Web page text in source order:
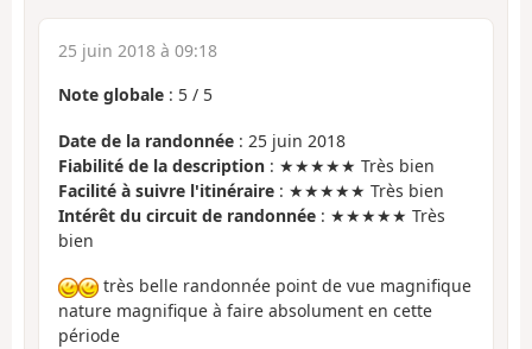
25 juin 2018 à 09:18
Note globale : 5 / 5
Date de la randonnée : 25 juin 2018
Fiabilité de la description : ★★★★★ Très bien
Facilité à suivre l'itinéraire : ★★★★★ Très bien
Intérêt du circuit de randonnée : ★★★★★ Très
bien
très belle randonnée point de vue magnifique
nature magnifique à faire absolument en cette
période